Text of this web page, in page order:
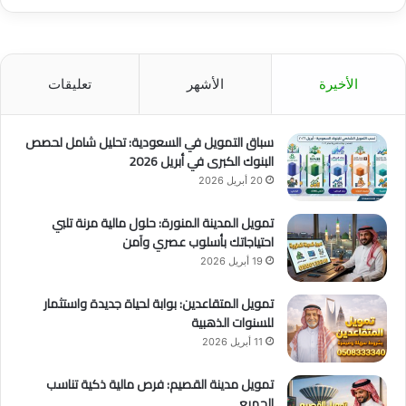
الأخيرة الأشهر تعليقات
سباق التمويل في السعودية: تحليل شامل لحصص
البنوك الكبرى في أبريل 2026
20 أبريل 2026
تمويل المدينة المنورة: حلول مالية مرنة تلبي
احتياجاتك بأسلوب عصري وآمن
19 أبريل 2026
تمويل المتقاعدين: بوابة لحياة جديدة واستثمار
للسنوات الذهبية
11 أبريل 2026
تمويل مدينة القصيم: فرص مالية ذكية تناسب